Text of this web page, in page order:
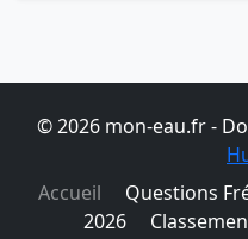
© 2026 mon-eau.fr -
Accueil
Questions
2026